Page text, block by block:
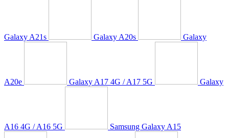
Galaxy A21s Galaxy A20s Galaxy
A20e Galaxy A17 4G / A17 5G Galaxy
A16 4G / A16 5G Samsung Galaxy A15